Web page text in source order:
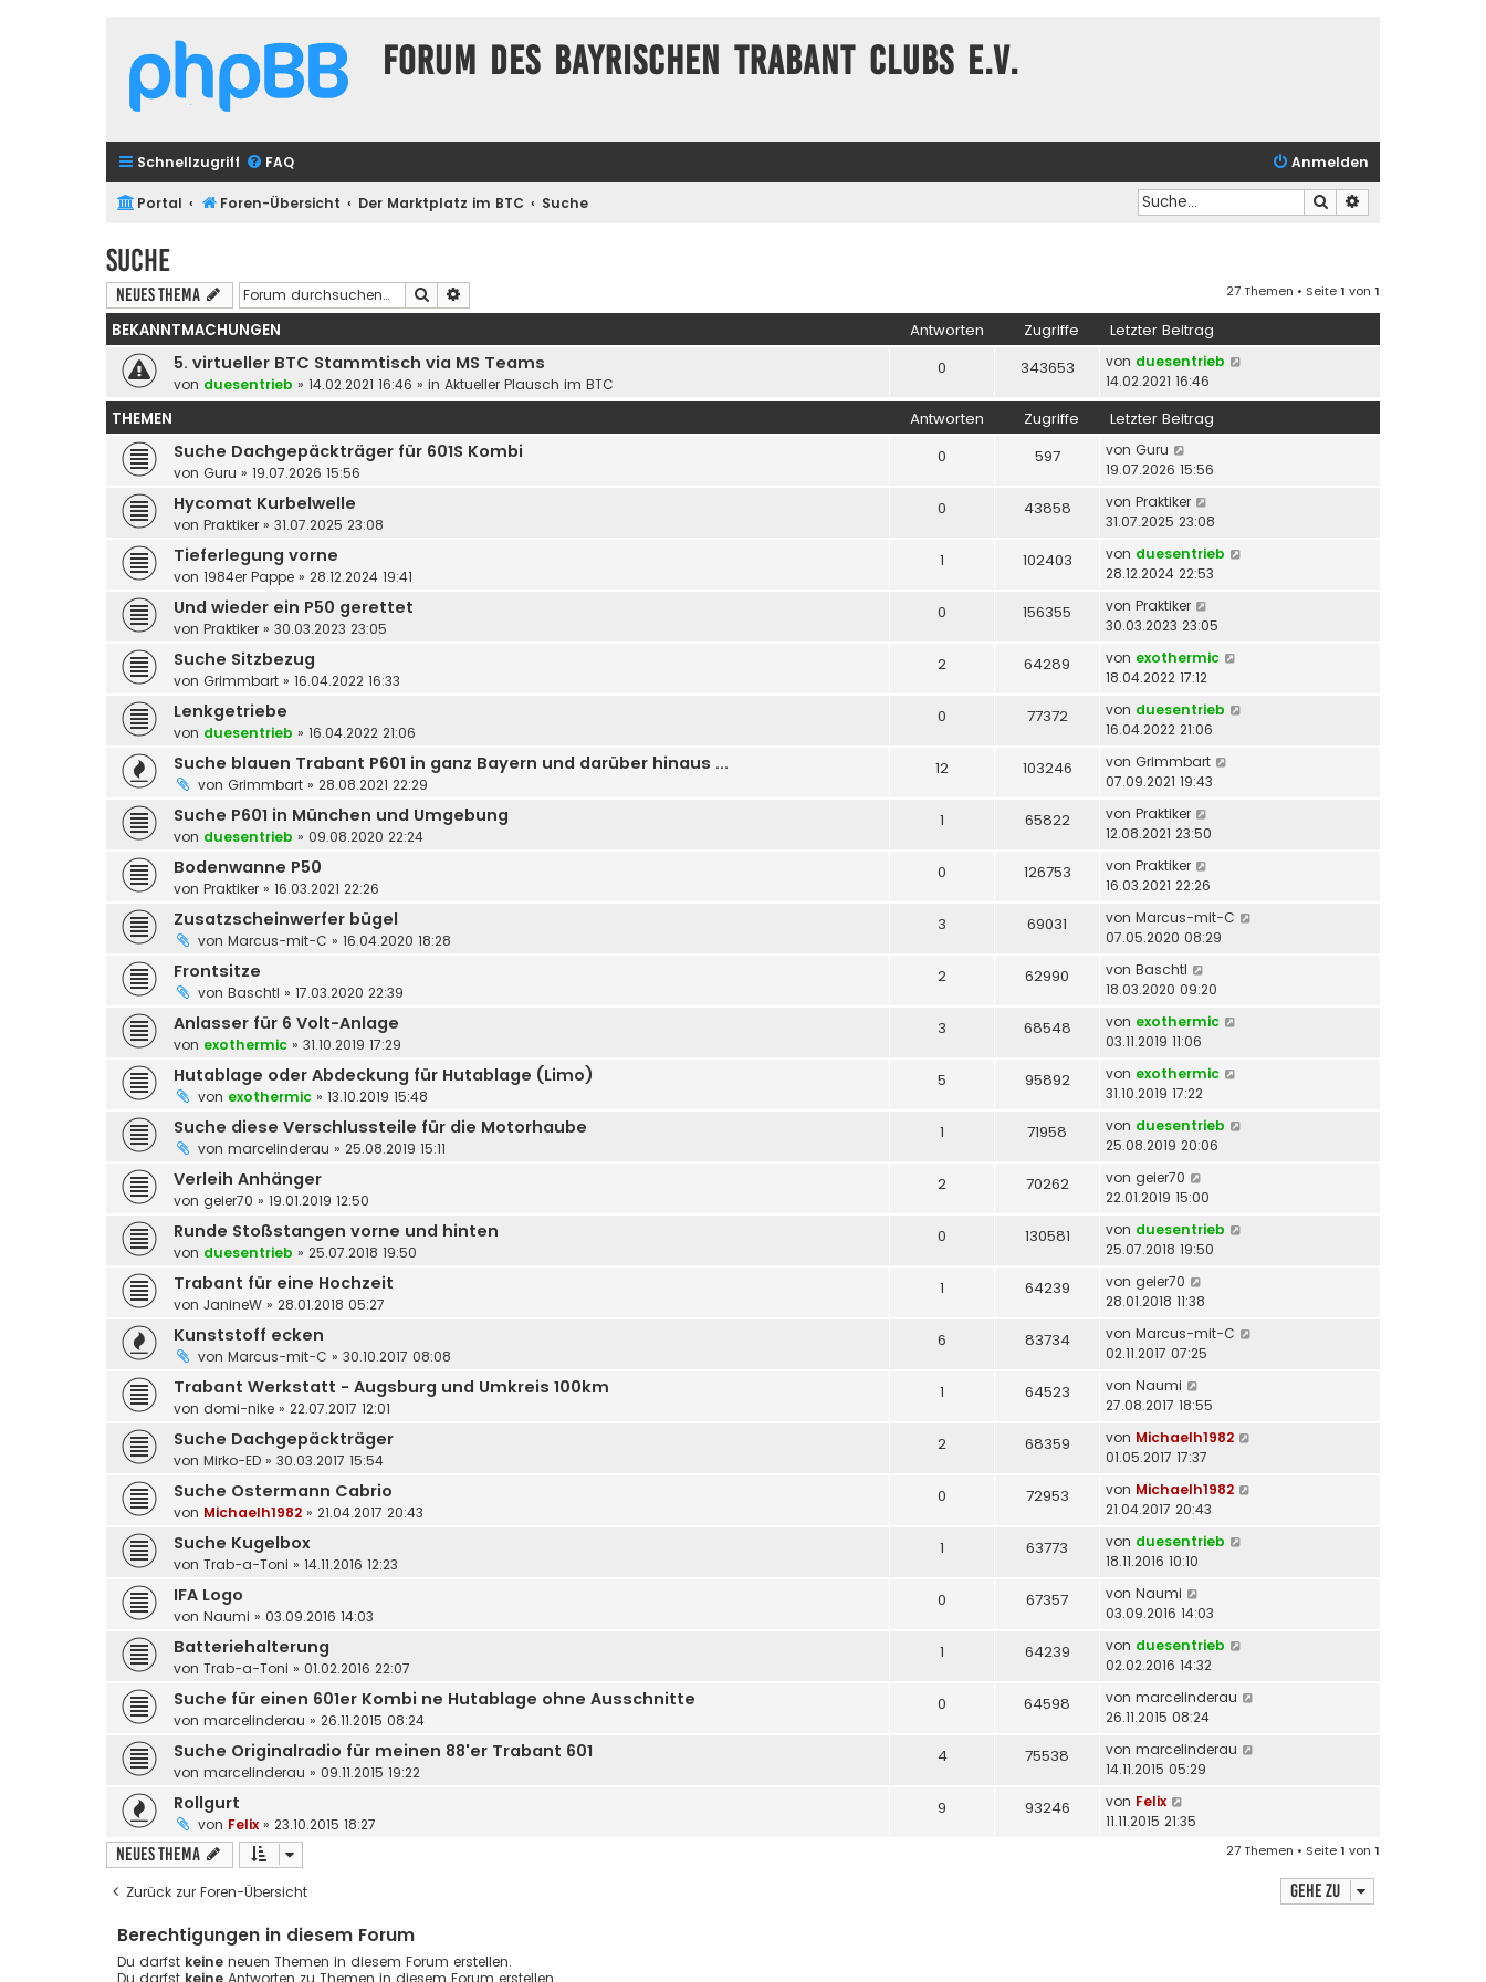
Forum des Bayrischen Trabant Clubs e.V.
Schnellzugriff FAQ Anmelden
Portal Foren-Übersicht Der Marktplatz im BTC Suche Suche
Suche
Neues Thema Suche 27 Themen • Seite1 von 1
BEKANNTMACHUNGEN Antworten Zugriffe Letzter Beitrag
5. virtueller BTC Stammtisch via MS Teams
von duesentrieb » 14.02.2021 16:46 » in Aktueller Plausch im BTC
0 343653 von duesentrieb
14.02.2021 16:46
THEMEN Antworten Zugriffe Letzter Beitrag
Suche Dachgepäckträger für 601S Kombi
von Guru » 19.07.2026 15:56
0 597 von Guru
19.07.2026 15:56
Hycomat Kurbelwelle
von Praktiker » 31.07.2025 23:08
0 43858 von Praktiker
31.07.2025 23:08
Tieferlegung vorne
von 1984er Pappe » 28.12.2024 19:41
1 102403 von duesentrieb
28.12.2024 22:53
Und wieder ein P50 gerettet
von Praktiker » 30.03.2023 23:05
0 156355 von Praktiker
30.03.2023 23:05
Suche Sitzbezug
von Grimmbart » 16.04.2022 16:33
2 64289 von exothermic
18.04.2022 17:12
Lenkgetriebe
von duesentrieb » 16.04.2022 21:06
0 77372 von duesentrieb
16.04.2022 21:06
Suche blauen Trabant P601 in ganz Bayern und darüber hinaus ...
von Grimmbart » 28.08.2021 22:29
12 103246 von Grimmbart
07.09.2021 19:43
Suche P601 in München und Umgebung
von duesentrieb » 09.08.2020 22:24
1 65822 von Praktiker
12.08.2021 23:50
Bodenwanne P50
von Praktiker » 16.03.2021 22:26
0 126753 von Praktiker
16.03.2021 22:26
Zusatzscheinwerfer bügel
von Marcus-mit-C » 16.04.2020 18:28
3 69031 von Marcus-mit-C
07.05.2020 08:29
Frontsitze
von Baschtl » 17.03.2020 22:39
2 62990 von Baschtl
18.03.2020 09:20
Anlasser für 6 Volt-Anlage
von exothermic » 31.10.2019 17:29
3 68548 von exothermic
03.11.2019 11:06
Hutablage oder Abdeckung für Hutablage (Limo)
von exothermic » 13.10.2019 15:48
5 95892 von exothermic
31.10.2019 17:22
Suche diese Verschlussteile für die Motorhaube
von marcelinderau » 25.08.2019 15:11
1 71958 von duesentrieb
25.08.2019 20:06
Verleih Anhänger
von geier70 » 19.01.2019 12:50
2 70262 von geier70
22.01.2019 15:00
Runde Stoßstangen vorne und hinten
von duesentrieb » 25.07.2018 19:50
0 130581 von duesentrieb
25.07.2018 19:50
Trabant für eine Hochzeit
von JanineW » 28.01.2018 05:27
1 64239 von geier70
28.01.2018 11:38
Kunststoff ecken
von Marcus-mit-C » 30.10.2017 08:08
6 83734 von Marcus-mit-C
02.11.2017 07:25
Trabant Werkstatt - Augsburg und Umkreis 100km
von domi-nike » 22.07.2017 12:01
1 64523 von Naumi
27.08.2017 18:55
Suche Dachgepäckträger
von Mirko-ED » 30.03.2017 15:54
2 68359 von Michaelh1982
01.05.2017 17:37
Suche Ostermann Cabrio
von Michaelh1982 » 21.04.2017 20:43
0 72953 von Michaelh1982
21.04.2017 20:43
Suche Kugelbox
von Trab-a-Toni » 14.11.2016 12:23
1 63773 von duesentrieb
18.11.2016 10:10
IFA Logo
von Naumi » 03.09.2016 14:03
0 67357 von Naumi
03.09.2016 14:03
Batteriehalterung
von Trab-a-Toni » 01.02.2016 22:07
1 64239 von duesentrieb
02.02.2016 14:32
Suche für einen 601er Kombi ne Hutablage ohne Ausschnitte
von marcelinderau » 26.11.2015 08:24
0 64598 von marcelinderau
26.11.2015 08:24
Suche Originalradio für meinen 88'er Trabant 601
von marcelinderau » 09.11.2015 19:22
4 75538 von marcelinderau
14.11.2015 05:29
Rollgurt
von Felix » 23.10.2015 18:27
9 93246 von Felix
11.11.2015 21:35
Neues Thema 27 Themen • Seite1 von 1
Zurück zur Foren-Übersicht Gehe zu
Berechtigungen in diesem Forum
Du darfst keine neuen Themen in diesem Forum erstellen.
Du darfst keine Antworten zu Themen in diesem Forum erstellen.